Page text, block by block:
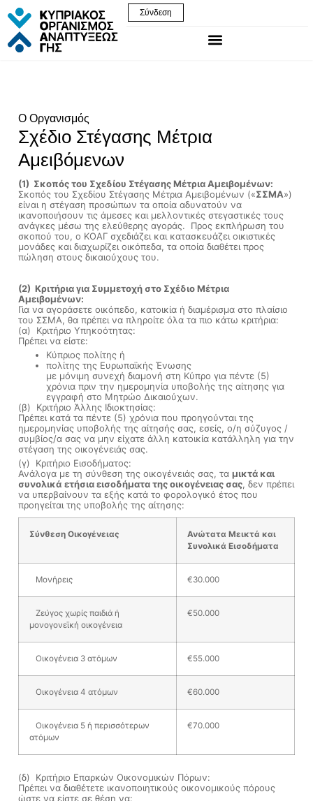
Σύνδεση
Ο Οργανισμός
Σχέδιο Στέγασης Μέτρια
Αμειβόμενων
(1) Σκοπός του Σχεδίου Στέγασης Μέτρια Αμειβομένων:
Σκοπός του Σχεδίου Στέγασης Μέτρια Αμειβομένων («ΣΣΜΑ»)
είναι η στέγαση προσώπων τα οποία αδυνατούν να
ικανοποιήσουν τις άμεσες και μελλοντικές στεγαστικές τους
ανάγκες μέσω της ελεύθερης αγοράς. Προς εκπλήρωση του
σκοπού του, ο ΚΟΑΓ σχεδιάζει και κατασκευάζει οικιστικές
μονάδες και διαχωρίζει οικόπεδα, τα οποία διαθέτει προς
πώληση στους δικαιούχους του.
(2) Κριτήρια για Συμμετοχή στο Σχέδιο Μέτρια
Αμειβομένων:
Για να αγοράσετε οικόπεδο, κατοικία ή διαμέρισμα στο πλαίσιο
του ΣΣΜΑ, θα πρέπει να πληροίτε όλα τα πιο κάτω κριτήρια:
(α) Κριτήριο Υπηκοότητας:
Πρέπει να είστε:
Κύπριος πολίτης ή
πολίτης της Ευρωπαϊκής Ένωσης
με μόνιμη συνεχή διαμονή στη Κύπρο για πέντε (5)
χρόνια πριν την ημερομηνία υποβολής της αίτησης για
εγγραφή στο Μητρώο Δικαιούχων.
(β) Κριτήριο Άλλης Ιδιοκτησίας:
Πρέπει κατά τα πέντε (5) χρόνια που προηγούνται της
ημερομηνίας υποβολής της αίτησής σας, εσείς, ο/η σύζυγος /
συμβίος/α σας να μην είχατε άλλη κατοικία κατάλληλη για την
στέγαση της οικογένειάς σας.
(γ) Κριτήριο Εισοδήματος:
Ανάλογα με τη σύνθεση της οικογένειάς σας, τα μικτά και
συνολικά ετήσια εισοδήματα της οικογένειας σας, δεν πρέπει
να υπερβαίνουν τα εξής κατά το φορολογικό έτος που
προηγείται της υποβολής της αίτησης:
Σύνθεση Οικογένειας
Ανώτατα Μεικτά και
Συνολικά Εισοδήματα
Μονήρεις €30.000
Ζεύγος χωρίς παιδιά ή
μονογονεϊκή οικογένεια
€50.000
Οικογένεια 3 ατόμων €55.000
Οικογένεια 4 ατόμων €60.000
Οικογένεια 5 ή περισσότερων
ατόμων
€70.000
(δ) Κριτήριο Επαρκών Οικονομικών Πόρων:
Πρέπει να διαθέτετε ικανοποιητικούς οικονομικούς πόρους
ώστε να είστε σε θέση να: